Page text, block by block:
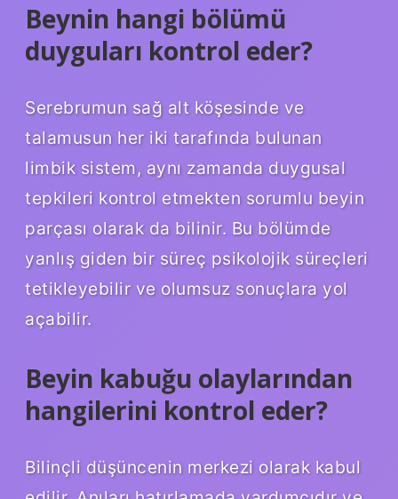
Beynin hangi bölümü
duyguları kontrol eder?
Serebrumun sağ alt köşesinde ve
talamusun her iki tarafında bulunan
limbik sistem, aynı zamanda duygusal
tepkileri kontrol etmekten sorumlu beyin
parçası olarak da bilinir. Bu bölümde
yanlış giden bir süreç psikolojik süreçleri
tetikleyebilir ve olumsuz sonuçlara yol
açabilir.
Beyin kabuğu olaylarından
hangilerini kontrol eder?
Bilinçli düşüncenin merkezi olarak kabul